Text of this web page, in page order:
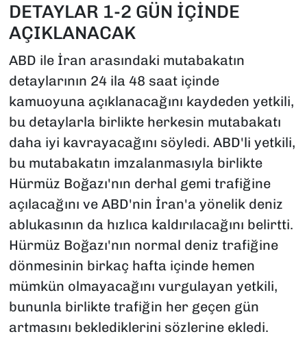
DETAYLAR 1-2 GÜN İÇİNDE
AÇIKLANACAK
ABD ile İran arasındaki mutabakatın
detaylarının 24 ila 48 saat içinde
kamuoyuna açıklanacağını kaydeden yetkili,
bu detaylarla birlikte herkesin mutabakatı
daha iyi kavrayacağını söyledi. ABD'li yetkili,
bu mutabakatın imzalanmasıyla birlikte
Hürmüz Boğazı'nın derhal gemi trafiğine
açılacağını ve ABD'nin İran'a yönelik deniz
ablukasının da hızlıca kaldırılacağını belirtti.
Hürmüz Boğazı'nın normal deniz trafiğine
dönmesinin birkaç hafta içinde hemen
mümkün olmayacağını vurgulayan yetkili,
bununla birlikte trafiğin her geçen gün
artmasını beklediklerini sözlerine ekledi.